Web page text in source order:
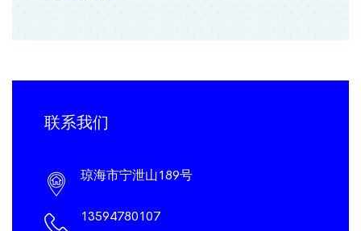
联系我们
琼海市宁泄山189号
13594780107